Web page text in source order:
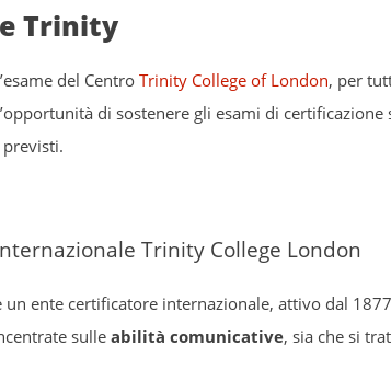
Trinity
del CentroTrinity College of London, per
di sostenere gli esami di certificazione
Trinity College London
un ente certificatore internazionale, attivo dal
sulle abilità comunicative, sia che si